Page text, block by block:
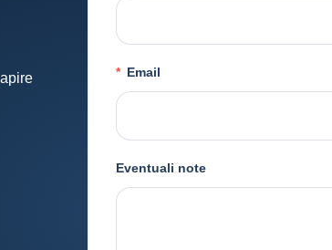
* Email
Eventuali note